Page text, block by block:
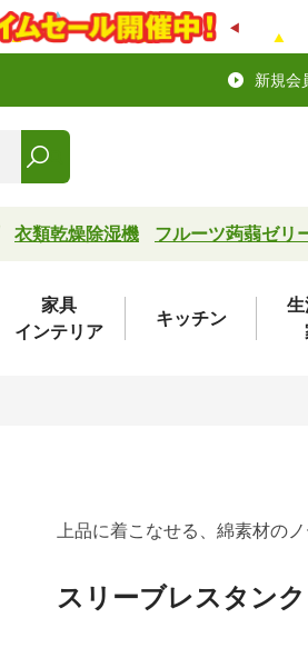
新規会
衣類乾燥除湿機 フルーツ蒟蒻ゼリ
家具
インテリア
キッチン
生
上品に着こなせる、綿素材の
スリーブレスタン